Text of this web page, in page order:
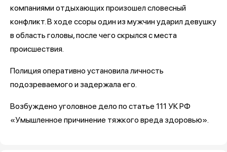
компаниями отдыхающих произошел словесный
конфликт. В ходе ссоры один из мужчин ударил девушку
в область головы, после чего скрылся с места
происшествия.
Полиция оперативно установила личность
подозреваемого и задержала его.
Возбуждено уголовное дело по статье 111 УК РФ
«Умышленное причинение тяжкого вреда здоровью».